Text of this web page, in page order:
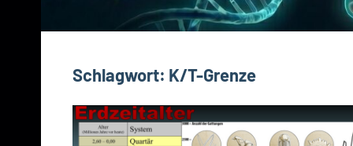
Schlagwort: K/T-Grenze